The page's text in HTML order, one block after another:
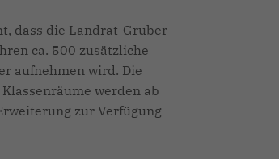
dass die Landrat-Gruber-
ca. 500 zusätzliche
aufnehmen wird. Die
werden ab
zur Verfügung